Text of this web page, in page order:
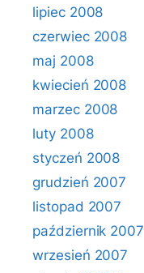
lipiec 2008
czerwiec 2008
maj 2008
kwiecień 2008
marzec 2008
luty 2008
styczeń 2008
grudzień 2007
listopad 2007
październik 2007
wrzesień 2007